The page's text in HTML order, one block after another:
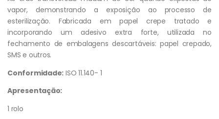
vapor, demonstrando a exposição ao processo de
esterilização. Fabricada em papel crepe tratado e
incorporando um adesivo extra forte, utilizada no
fechamento de embalagens descartáveis: papel crepado,
SMS e outros.
Conformidade: ISO 11.140- 1
Apresentação:
1 rolo